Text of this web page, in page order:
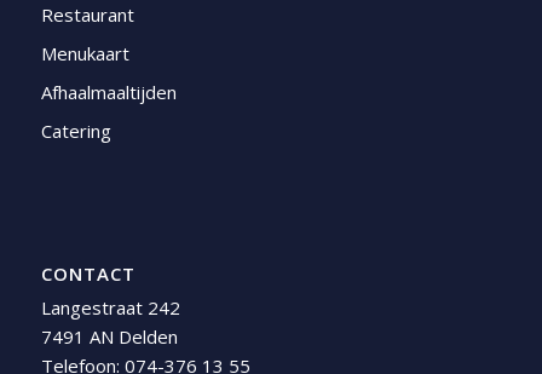
Restaurant
Menukaart
Afhaalmaaltijden
Catering
CONTACT
Langestraat 242
7491 AN Delden
Telefoon: 074-376 13 55